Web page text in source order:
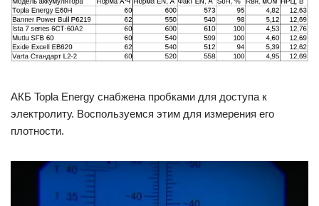
АКБ Topla Energy снабжена пробками для доступа к
электролиту. Воспользуемся этим для измерения его
плотности.